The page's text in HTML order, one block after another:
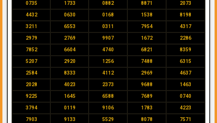
0735 1733 0882 8871 2073
4432 0630 0168 1538 8198
3211 6553 0311 7954 4317
2979 2769 9907 1672 2286
7852 6604 4740 6821 8359
5207 2920 1256 7488 6315
2584 8333 4112 2969 4637
2028 4023 2373 9688 1463
9225 1645 6588 7689 0740
3794 0119 9106 1783 4223
7903 9133 5529 8078 7571